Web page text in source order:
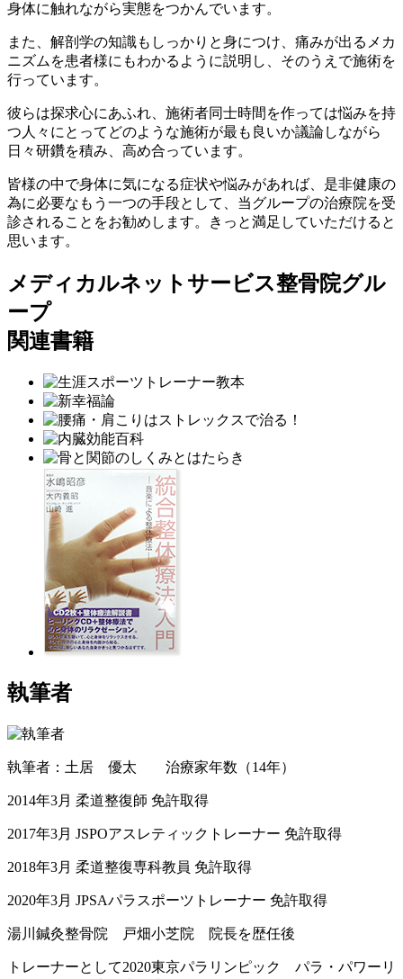
身体に触れながら実態をつかんでいます。
また、解剖学の知識もしっかりと身につけ、痛みが出るメカ
ニズムを患者様にもわかるように説明し、そのうえで施術を
行っています。
彼らは探求心にあふれ、施術者同士時間を作っては悩みを持
つ人々にとってどのような施術が最も良いか議論しながら
日々研鑽を積み、高め合っています。
皆様の中で身体に気になる症状や悩みがあれば、是非健康の
為に必要なもう一つの手段として、当グループの治療院を受
診されることをお勧めします。きっと満足していただけると
思います。
メディカルネットサービス整骨院グル
ープ
関連書籍
執筆者
執筆者：土居 優太 治療家年数（14年）
2014年3月 柔道整復師 免許取得
2017年3月 JSPOアスレティックトレーナー 免許取得
2018年3月 柔道整復専科教員 免許取得
2020年3月 JPSAパラスポーツトレーナー 免許取得
湯川鍼灸整骨院 戸畑小芝院 院長を歴任後
トレーナーとして2020東京パラリンピック パラ・パワーリ